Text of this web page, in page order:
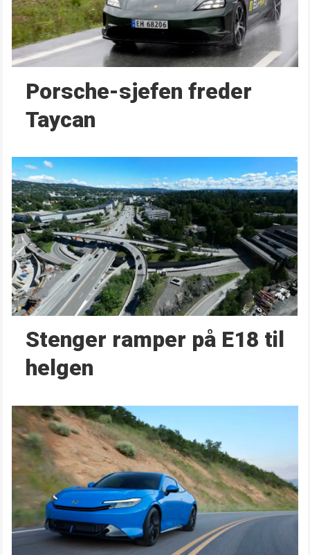
Porsche-sjefen freder
Taycan
Stenger ramper på E18 til
helgen